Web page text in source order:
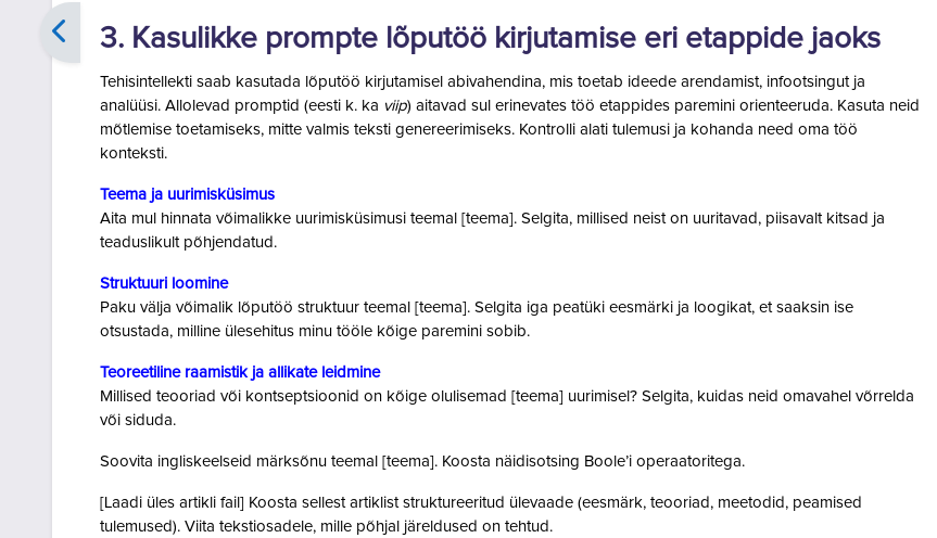
3. Kasulikke prompte lõputöö kirjutamise eri etappide jaoks
Tehisintellekti saab kasutada lõputöö kirjutamisel abivahendina, mis toetab ideede arendamist, infootsingut ja
analüüsi. Allolevad promptid (eesti k. ka viip) aitavad sul erinevates töö etappides paremini orienteeruda. Kasuta neid
mõtlemise toetamiseks, mitte valmis teksti genereerimiseks. Kontrolli alati tulemusi ja kohanda need oma töö
konteksti.
Teema ja uurimisküsimus
Aita mul hinnata võimalikke uurimisküsimusi teemal [teema]. Selgita, millised neist on uuritavad, piisavalt kitsad ja
teaduslikult põhjendatud.
Struktuuri loomine
Paku välja võimalik lõputöö struktuur teemal [teema]. Selgita iga peatüki eesmärki ja loogikat, et saaksin ise
otsustada, milline ülesehitus minu tööle kõige paremini sobib.
Teoreetiline raamistik ja allikate leidmine
Millised teooriad või kontseptsioonid on kõige olulisemad [teema] uurimisel? Selgita, kuidas neid omavahel võrrelda
või siduda.
Soovita ingliskeelseid märksõnu teemal [teema]. Koosta näidisotsing Boole’i operaatoritega.
[Laadi üles artikli fail] Koosta sellest artiklist struktureeritud ülevaade (eesmärk, teooriad, meetodid, peamised
tulemused). Viita tekstiosadele, mille põhjal järeldused on tehtud.